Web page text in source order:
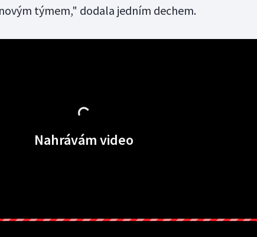
týmem," dodala jedním dechem.
Nahrávám video